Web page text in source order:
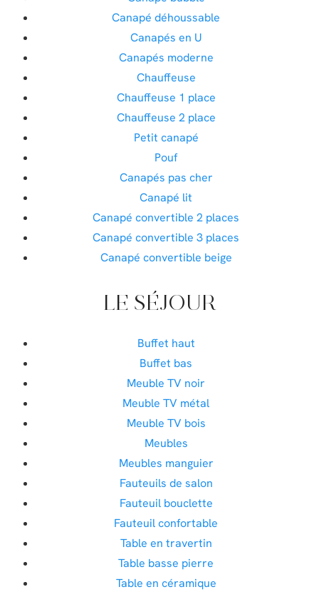
Canapé déhoussable
Canapés en U
Canapés moderne
Chauffeuse
Chauffeuse 1 place
Chauffeuse 2 place
Petit canapé
Pouf
Canapés pas cher
Canapé lit
Canapé convertible 2 places
Canapé convertible 3 places
Canapé convertible beige
LE SÉJOUR
Buffet haut
Buffet bas
Meuble TV noir
Meuble TV métal
Meuble TV bois
Meubles
Meubles manguier
Fauteuils de salon
Fauteuil bouclette
Fauteuil confortable
Table en travertin
Table basse pierre
Table en céramique